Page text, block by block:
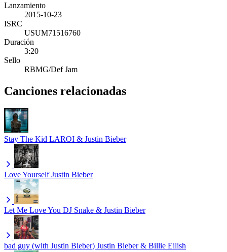
Lanzamiento
2015-10-23
ISRC
USUM71516760
Duración
3:20
Sello
RBMG/Def Jam
Canciones relacionadas
Stay The Kid LAROI & Justin Bieber
Love Yourself Justin Bieber
Let Me Love You DJ Snake & Justin Bieber
bad guy (with Justin Bieber) Justin Bieber & Billie Eilish